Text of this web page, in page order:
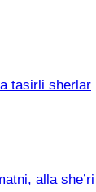
tasirli sherlar
alla she’ri